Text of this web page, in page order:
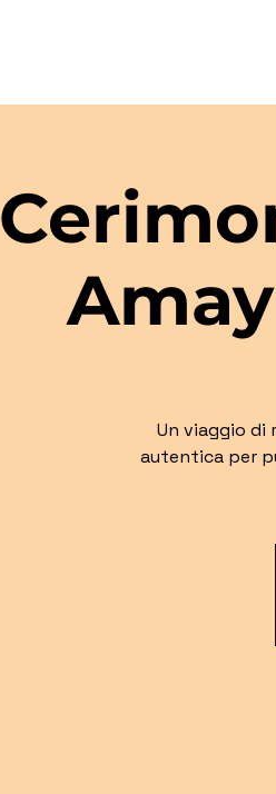
Un viaggio di
autentica per